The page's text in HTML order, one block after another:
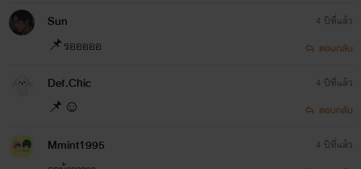
Sun
📌รอออออ
4 ปีที่แล้ว
ตอบกลับ
Def.Chic
📌☺️
4 ปีที่แล้ว
ตอบกลับ
Mmint1995
4 ปีที่แล้ว